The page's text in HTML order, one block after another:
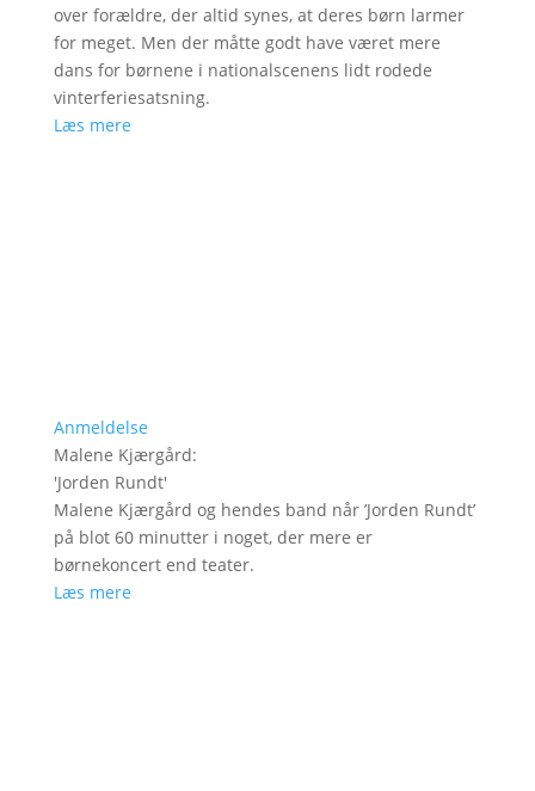
over forældre, der altid synes, at deres børn larmer
for meget. Men der måtte godt have været mere
dans for børnene i nationalscenens lidt rodede
vinterferiesatsning.
Læs mere
Anmeldelse
Malene Kjærgård:
'Jorden Rundt'
Malene Kjærgård og hendes band når ’Jorden Rundt’
på blot 60 minutter i noget, der mere er
børnekoncert end teater.
Læs mere